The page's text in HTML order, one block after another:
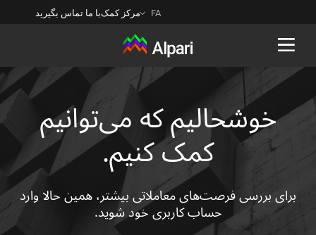
FA مرکز کمکبا ما تماس بگیرید
Back
خوشحالیم که می‌توانیم
کمک کنیم.
برای بررسی فرصت‌های معاملاتی بیشتر، همین حالا وارد
حساب کاربری خود شوید.